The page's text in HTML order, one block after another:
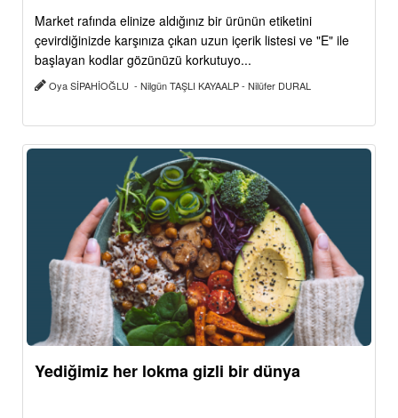
Market rafında elinize aldığınız bir ürünün etiketini
çevirdiğinizde karşınıza çıkan uzun içerik listesi ve "E" ile
başlayan kodlar gözünüzü korkutuyo...
Oya SİPAHİOĞLU - Nilgün TAŞLI KAYAALP - Nilüfer DURAL
Yediğimiz her lokma gizli bir dünya